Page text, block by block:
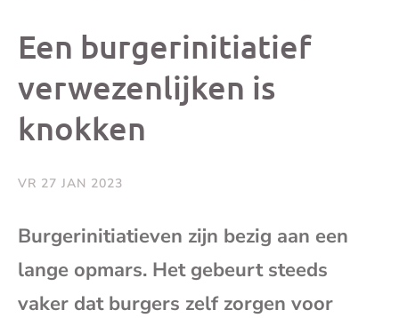
bericht
Een burgerinitiatief
verwezenlijken is
knokken
VR 27 JAN 2023
Burgerinitiatieven zijn bezig aan een
lange opmars. Het gebeurt steeds
vaker dat burgers zelf zorgen voor